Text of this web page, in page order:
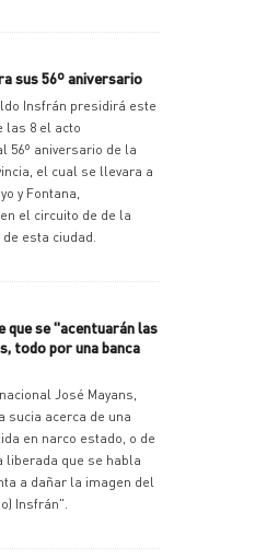
sus 56º aniversario
Insfrán presidirá este
las 8 el acto
56º aniversario de la
el cual se llevara a
y Fontana,
el circuito de de la
esta ciudad.
que se "acentuarán las
todo por una banca
José Mayans,
sucia acerca de una
en narco estado, o de
liberada que se habla
a dañar la imagen del
Insfrán".